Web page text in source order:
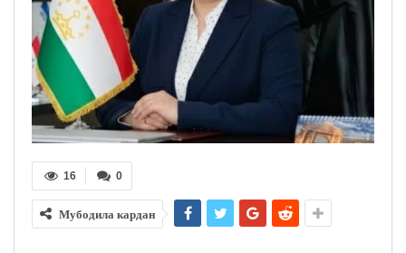
0
16
Мубодила кардан